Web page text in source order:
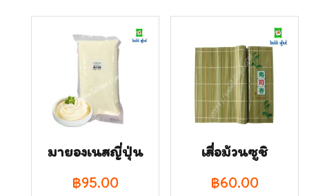
มายองเนสญี่ปุ่น
฿95.00
เสื่อม้วนซูชิ
฿60.00